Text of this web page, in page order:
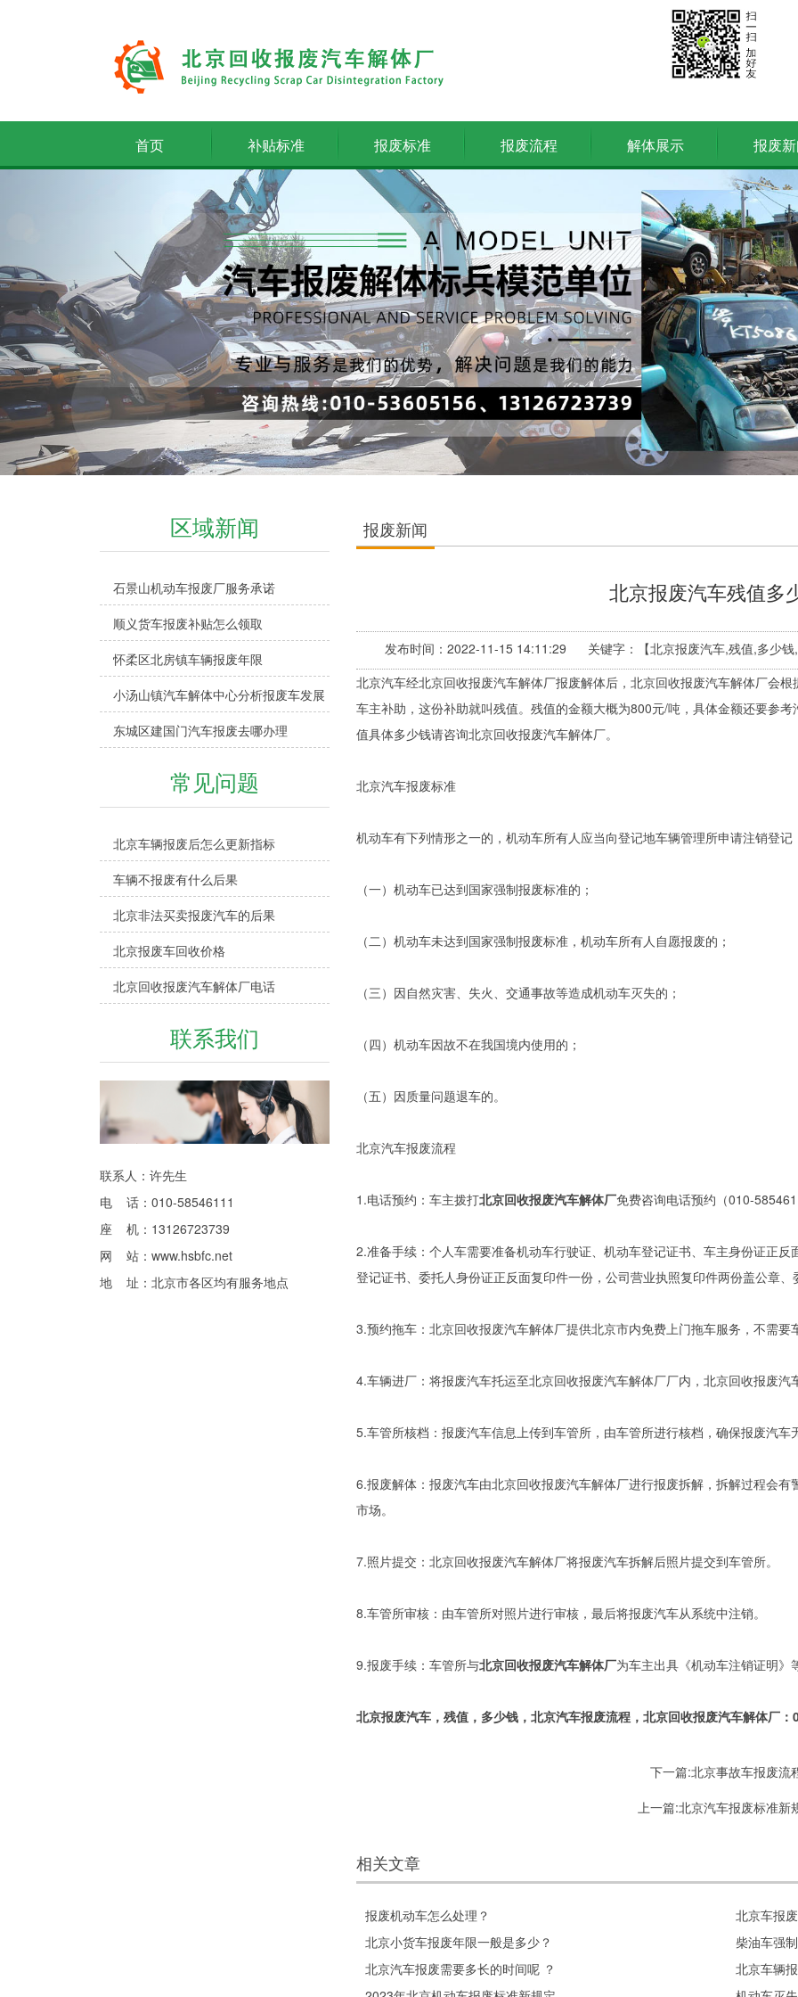
首页 补贴标准 报废标准 报废流程 解体展示 报废
区域新闻
石景山机动车报废厂服务承诺
顺义货车报废补贴怎么领取
怀柔区北房镇车辆报废年限
小汤山镇汽车解体中心分析报废车发展
东城区建国门汽车报废去哪办理
常见问题
北京车辆报废后怎么更新指标
车辆不报废有什么后果
北京非法买卖报废汽车的后果
北京报废车回收价格
北京回收报废汽车解体厂电话
联系我们
联系人：许先生
电 话：010-58546111
座 机：13126723739
网 站： www.hsbfc.net
地 址：北京市各区均有服务地点
报废新闻
北京报废汽车残值多
发布时间：2022-11-15 14:11:29 关键字：【北京报废汽车,残值,多少
北京汽车经北京回收报废汽车解体厂报废解体后，北京回收报废汽车解体厂会
车主补助，这份补助就叫残值。残值的金额大概为800元/吨，具体金额还要参
值具体多少钱请咨询北京回收报废汽车解体厂。
北京汽车报废标准
机动车有下列情形之一的，机动车所有人应当向登记地车辆管理所申请注销登记
（一）机动车已达到国家强制报废标准的；
（二）机动车未达到国家强制报废标准，机动车所有人自愿报废的；
（三）因自然灾害、失火、交通事故等造成机动车灭失的；
（四）机动车因故不在我国境内使用的；
（五）因质量问题退车的。
北京汽车报废流程
1.电话预约：车主拨打北京回收报废汽车解体厂免费咨询电话预约（010-
2.准备手续：个人车需要准备机动车行驶证、机动车登记证书、车主身份证正
登记证书、委托人身份证正反面复印件一份，公司营业执照复印件两份盖公章、
3.预约拖车：北京回收报废汽车解体厂提供北京市内免费上门拖车服务，不需要
4.车辆进厂：将报废汽车托运至北京回收报废汽车解体厂厂内，北京回收报废
5.车管所核档：报废汽车信息上传到车管所，由车管所进行核档，确保报废汽车
6.报废解体：报废汽车由北京回收报废汽车解体厂进行报废拆解，拆解过程会
市场。
7.照片提交：北京回收报废汽车解体厂将报废汽车拆解后照片提交到车管所。
8.车管所审核：由车管所对照片进行审核，最后将报废汽车从系统中注销。
9.报废手续：车管所与北京回收报废汽车解体厂为车主出具《机动车注销证明》
北京报废汽车，残值，多少钱，北京汽车报废流程，北京回收报废汽车解体厂
下一篇:北京事故车报废流
上一篇:北京汽车报废标准新
相关文章
报废机动车怎么处理？
北京车报
北京小货车报废年限一般是多少？
柴油车强
北京汽车报废需要多长的时间呢 ？
北京车辆